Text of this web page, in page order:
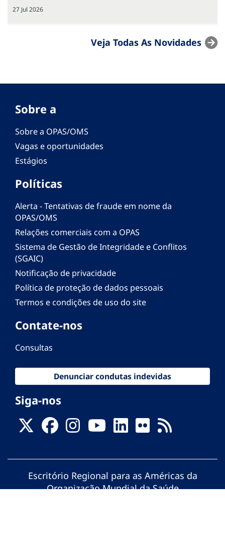
27 Jul 2026
Veja Todas As Novidades
Sobre a
Sobre a OPAS/OMS
Vagas e oportunidades
Estágios
Políticas
Alerta - Tentativas de fraude em nome da
OPAS/OMS
Relações comerciais com a OPAS
Sistema de Gestão de Integridade e Conflitos
(SGAIC)
Notificação de privacidade
Política de proteção de dados pessoais
Termos e condições de uso do site
Contate-nos
Consultas
Denunciar condutas indevidas
Siga-nos
Escritório Regional para as Américas da
Organização Mundial da Saúde